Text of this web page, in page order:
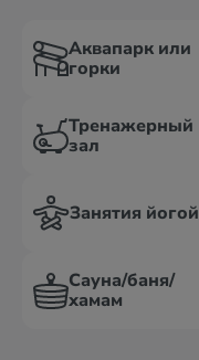
Аквапарк или
горки
Тренажерный
зал
Занятия йогой
Сауна/баня/
хамам